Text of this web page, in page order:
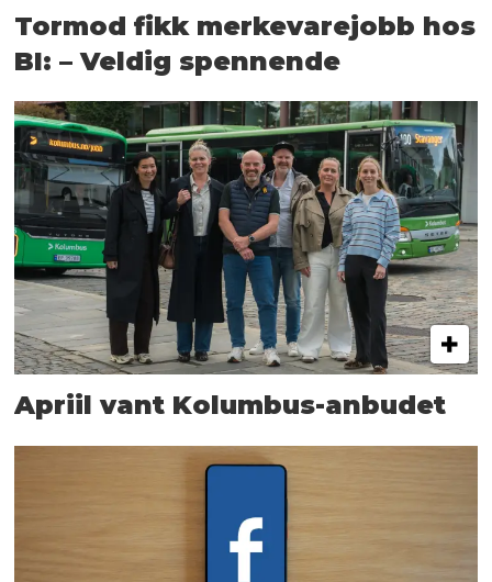
Tormod fikk merkevarejobb hos
BI: – Veldig spennende
Apriil vant Kolumbus-anbudet